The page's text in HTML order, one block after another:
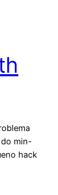
min-
hack